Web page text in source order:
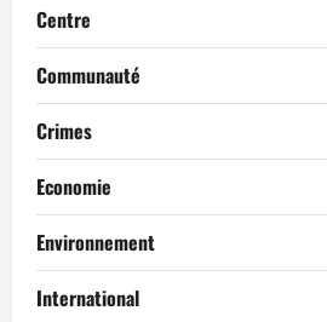
Centre
Communauté
Crimes
Economie
Environnement
International